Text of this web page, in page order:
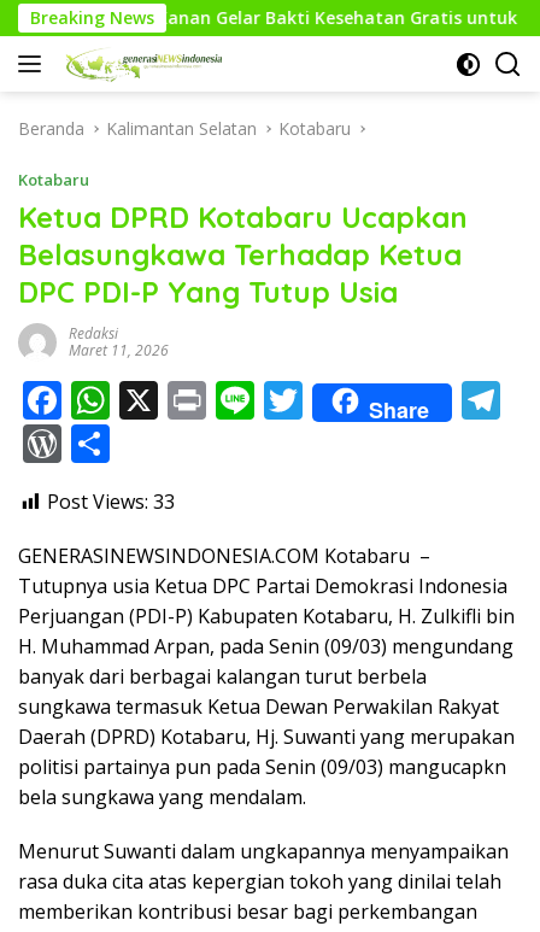
Langsung
ke
konten
Breaking News
Gelar Bakti Kesehatan Gratis untuk Masyarakat
Beranda Kalimantan Selatan Kotabaru
Kotabaru
Ketua DPRD Kotabaru Ucapkan
Belasungkawa Terhadap Ketua
DPC PDI-P Yang Tutup Usia
Redaksi
Maret 11, 2026
F
ac
e
b
o
o
k
W
s
A
p
p
X Pr Li T
w
Share
m
W
or
d
Pr
e
ss
ar
e
Post Views: 33
GENERASINEWSINDONESIA.COM Kotabaru –
Tutupnya usia Ketua DPC Partai Demokrasi Indonesia
Perjuangan (PDI-P) Kabupaten Kotabaru, H. Zulkifli bin
H. Muhammad Arpan, pada Senin (09/03) mengundang
banyak dari berbagai kalangan turut berbela
sungkawa termasuk Ketua Dewan Perwakilan Rakyat
Daerah (DPRD) Kotabaru, Hj. Suwanti yang merupakan
politisi partainya pun pada Senin (09/03) mangucapkn
bela sungkawa yang mendalam.
Menurut Suwanti dalam ungkapannya menyampaikan
rasa duka cita atas kepergian tokoh yang dinilai telah
memberikan kontribusi besar bagi perkembangan